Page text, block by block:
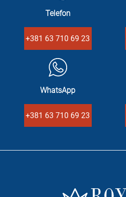
Telefon
+381 63 710 69 23
WhatsApp
+381 63 710 69 23